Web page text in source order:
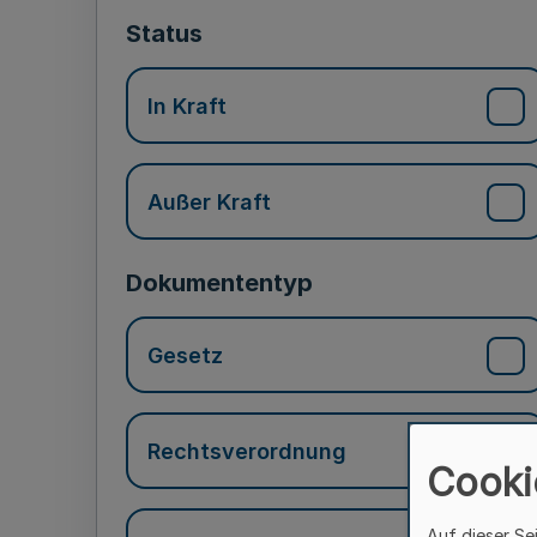
Status
In Kraft
Außer Kraft
Dokumententyp
Gesetz
Rechtsverordnung